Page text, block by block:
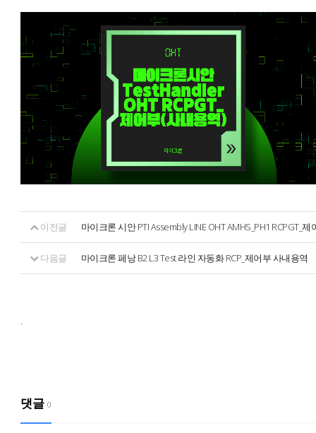
이전글 마이크론 시안 PTI Assembly LINE OHT AMHS_PH1 RCPGT_
다음글 마이크론 페낭 B2 L3 Test 라인 자동화 RCP_제어부 사내용역
.
댓글 0